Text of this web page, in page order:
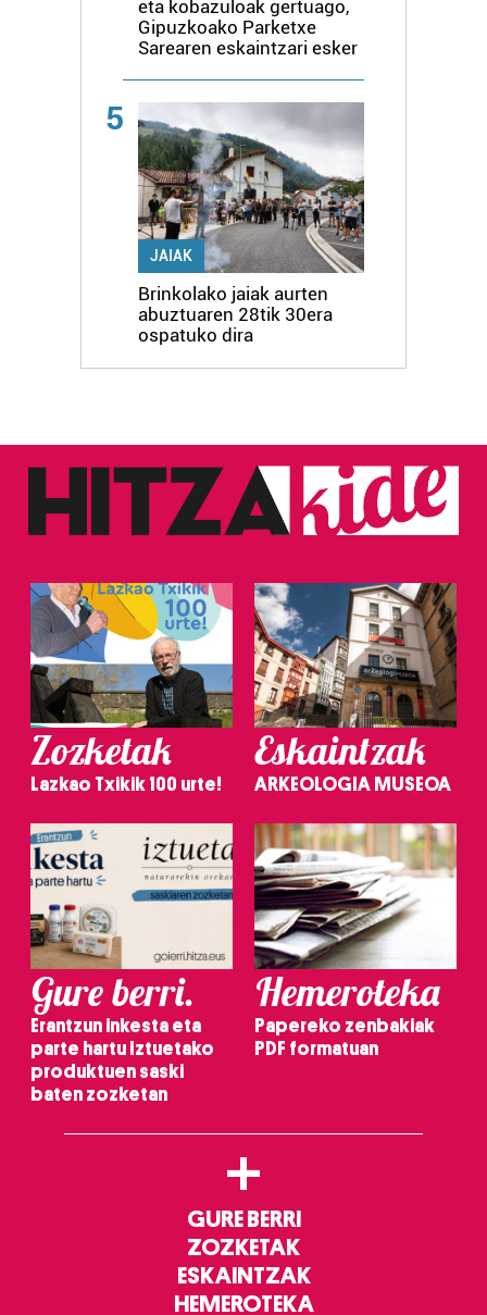
eta kobazuloak gertuago,
Gipuzkoako Parketxe
Sarearen eskaintzari esker
5
JAIAK
Brinkolako jaiak aurten
abuztuaren 28tik 30era
ospatuko dira
Zozketak
Lazkao Txikik 100 urte!
Eskaintzak
ARKEOLOGIA MUSEOA
Gure berri.
Erantzun inkesta eta
parte hartu Iztuetako
produktuen saski
baten zozketan
Hemeroteka
Papereko zenbakiak
PDF formatuan
+
GURE BERRI
ZOZKETAK
ESKAINTZAK
HEMEROTEKA